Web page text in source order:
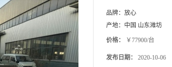
品牌： 放心
产地： 中国 山东潍坊
价格： ￥77900/台
发布日期： 2020-10-06